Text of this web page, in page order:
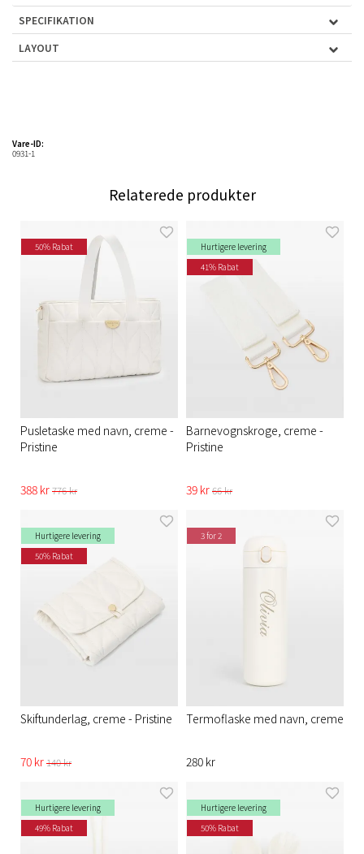
SPECIFIKATION
LAYOUT
Vare-ID:
0931-1
Relaterede produkter
50% Rabat
Pusletaske med navn, creme -
Pristine
388 kr776 kr
Hurtigere levering
41% Rabat
Barnevognskroge, creme -
Pristine​
39 kr66 kr
Hurtigere levering
50% Rabat
Skiftunderlag, creme - Pristine
70 kr140 kr
3 for 2
Termoflaske med navn, creme
280 kr
Hurtigere levering
49% Rabat
Hurtigere levering
50% Rabat